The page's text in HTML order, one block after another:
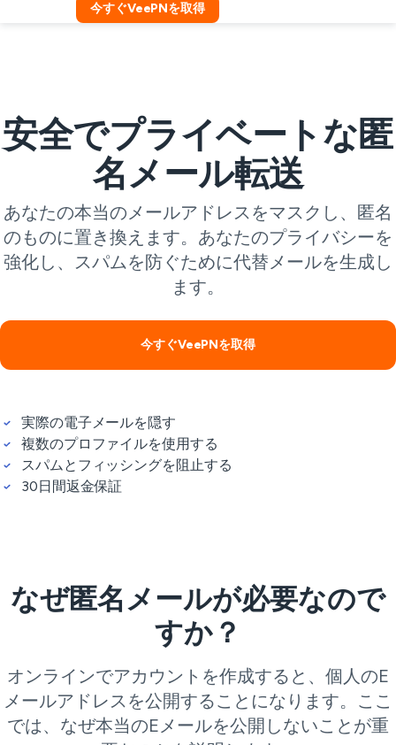
今すぐVeePNを取得
安全でプライベートな匿
名メール転送
あなたの本当のメールアドレスをマスクし、匿名
のものに置き換えます。あなたのプライバシーを
強化し、スパムを防ぐために代替メールを生成し
ます。
今すぐVeePNを取得
実際の電子メールを隠す
複数のプロファイルを使用する
スパムとフィッシングを阻止する
30日間返金保証
なぜ匿名メールが必要なので
すか？
オンラインでアカウントを作成すると、個人のE
メールアドレスを公開することになります。ここ
では、なぜ本当のEメールを公開しないことが重